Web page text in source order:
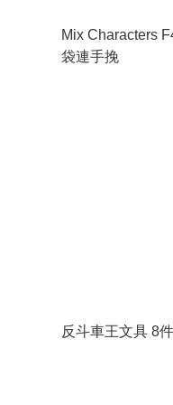
Mix Characters F4雙拉鍊布文件
袋連手挽
反斗車王文具 8